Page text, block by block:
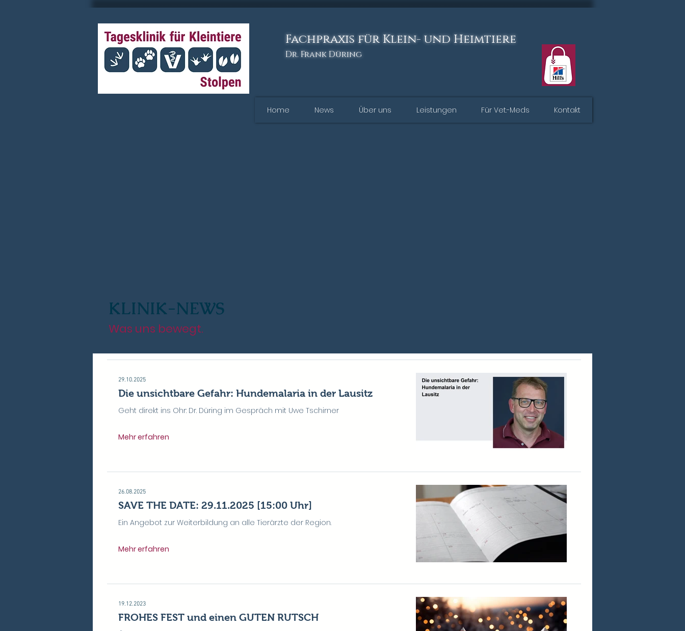
Fachpraxis für Klein- und Heimtiere
Dr. Frank Düring
Home News Über uns Leistungen Für Vet.-Meds Kontakt
29.10.2025
Die unsichtbare Gefahr: Hundemalaria in der Lausitz
Geht direkt ins Ohr: Dr. Düring im Gespräch mit Uwe Tschirner
Mehr erfahren
26.08.2025
SAVE THE DATE: 29.11.2025 [15:00 Uhr]
Ein Angebot zur Weiterbildung an alle Tierärzte der Region.
Mehr erfahren
19.12.2023
FROHES FEST und einen GUTEN RUTSCH
KLINIK-NEWS
Was uns bewegt.